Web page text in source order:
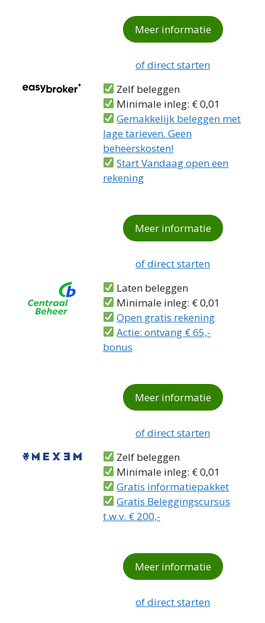
Meer informatie
of direct starten
Zelf beleggen
Minimale inleg: € 0,01
Gemakkelijk beleggen met
lage tarieven. Geen
beheerskosten!
Start Vandaag open een
rekening
Meer informatie
of direct starten
Laten beleggen
Minimale inleg: € 0,01
Open gratis rekening
Actie: ontvang € 65,-
bonus
Meer informatie
of direct starten
Zelf beleggen
Minimale inleg: € 0,01
Gratis informatiepakket
Gratis Beleggingscursus
t.w.v. € 200,-
Meer informatie
of direct starten